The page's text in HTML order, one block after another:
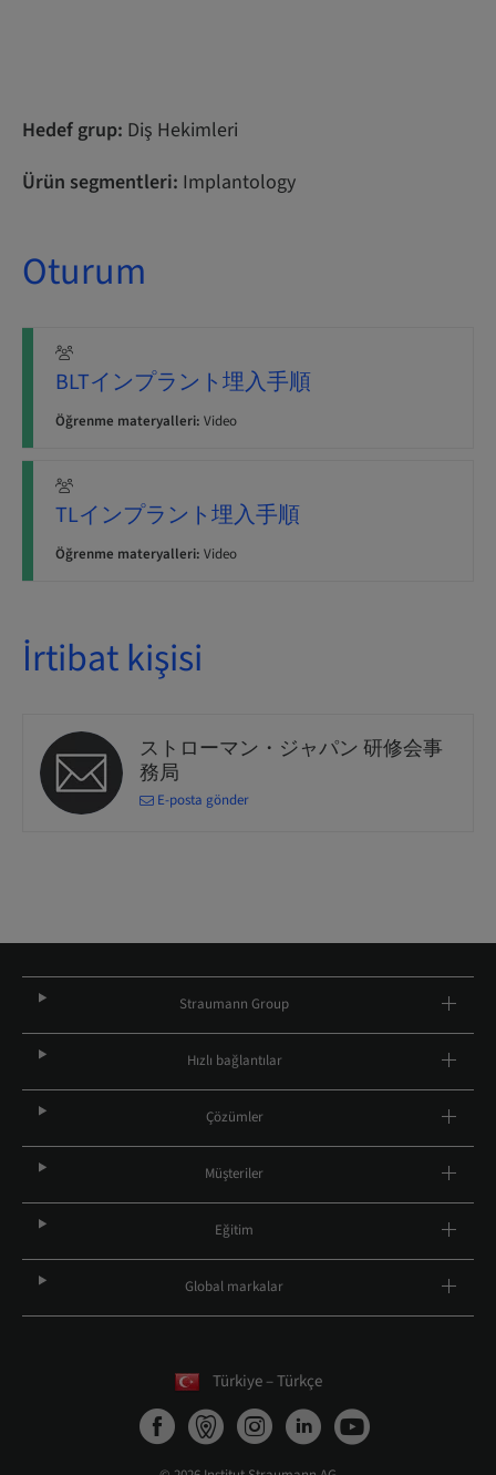
Hedef grup: Diş Hekimleri
Ürün segmentleri: Implantology
Oturum
BLTインプラント埋入手順
Öğrenme materyalleri: Video
TLインプラント埋入手順
Öğrenme materyalleri: Video
İrtibat kişisi
ストローマン・ジャパン 研修会事
務局
E-posta gönder
Straumann Group
Hızlı bağlantılar
Çözümler
Müşteriler
Eğitim
Global markalar
Türkiye – Türkçe